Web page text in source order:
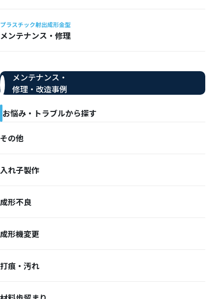
プラスチック射出成形金型
メンテナンス・修理
メンテナンス・
修理・改造事例
お悩み・トラブルから探す
その他
入れ子製作
成形不良
成形機変更
打痕・汚れ